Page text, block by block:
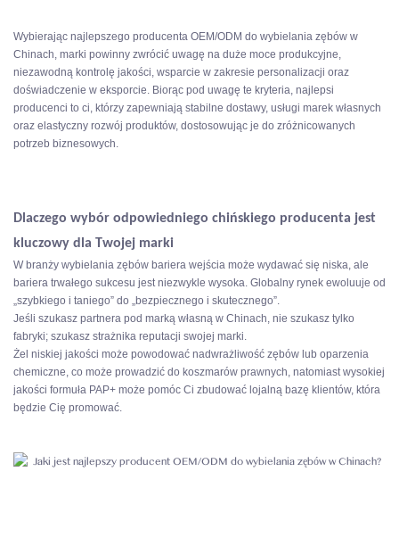
Wybierając najlepszego producenta OEM/ODM do wybielania zębów w
Chinach, marki powinny zwrócić uwagę na duże moce produkcyjne,
niezawodną kontrolę jakości, wsparcie w zakresie personalizacji oraz
doświadczenie w eksporcie. Biorąc pod uwagę te kryteria, najlepsi
producenci to ci, którzy zapewniają stabilne dostawy, usługi marek własnych
oraz elastyczny rozwój produktów, dostosowując je do zróżnicowanych
potrzeb biznesowych.
Dlaczego wybór odpowiedniego chińskiego producenta jest
kluczowy dla Twojej marki
W branży wybielania zębów bariera wejścia może wydawać się niska, ale
bariera trwałego sukcesu jest niezwykle wysoka. Globalny rynek ewoluuje od
„szybkiego i taniego” do „bezpiecznego i skutecznego”.
Jeśli szukasz partnera pod marką własną w Chinach, nie szukasz tylko
fabryki; szukasz strażnika reputacji swojej marki.
Żel niskiej jakości może powodować nadwrażliwość zębów lub oparzenia
chemiczne, co może prowadzić do koszmarów prawnych, natomiast wysokiej
jakości formuła PAP+ może pomóc Ci zbudować lojalną bazę klientów, która
będzie Cię promować.